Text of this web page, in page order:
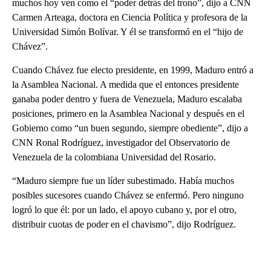
muchos hoy ven como el “poder detrás del trono”, dijo a CNN
Carmen Arteaga, doctora en Ciencia Política y profesora de la
Universidad Simón Bolívar. Y él se transformó en el “hijo de
Chávez”.
Cuando Chávez fue electo presidente, en 1999, Maduro entró a
la Asamblea Nacional. A medida que el entonces presidente
ganaba poder dentro y fuera de Venezuela, Maduro escalaba
posiciones, primero en la Asamblea Nacional y después en el
Gobierno como “un buen segundo, siempre obediente”, dijo a
CNN Ronal Rodríguez, investigador del Observatorio de
Venezuela de la colombiana Universidad del Rosario.
“Maduro siempre fue un líder subestimado. Había muchos
posibles sucesores cuando Chávez se enfermó. Pero ninguno
logró lo que él: por un lado, el apoyo cubano y, por el otro,
distribuir cuotas de poder en el chavismo”, dijo Rodríguez.